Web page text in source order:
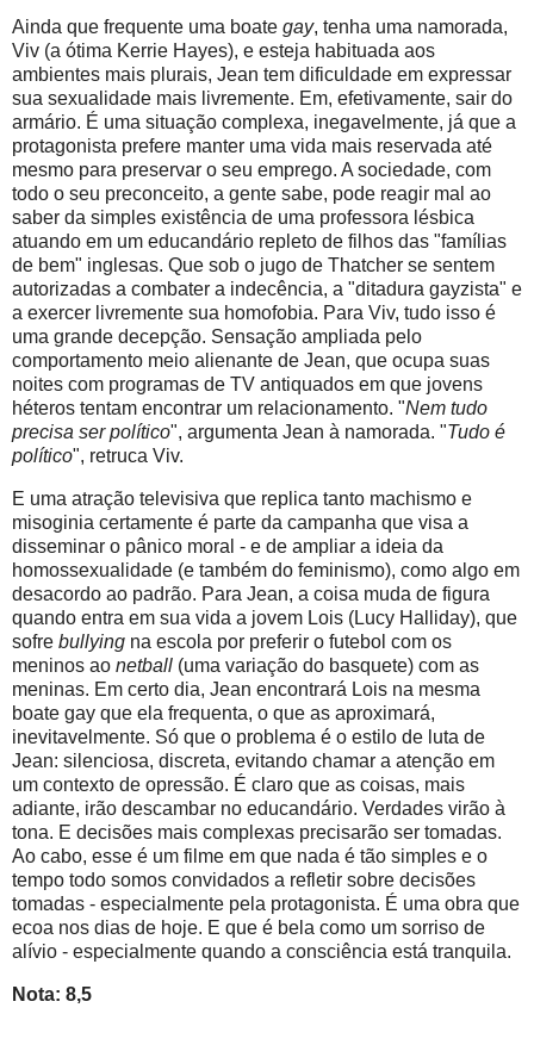
Ainda que frequente uma boate gay, tenha uma namorada,
Viv (a ótima Kerrie Hayes), e esteja habituada aos
ambientes mais plurais, Jean tem dificuldade em expressar
sua sexualidade mais livremente. Em, efetivamente, sair do
armário. É uma situação complexa, inegavelmente, já que a
protagonista prefere manter uma vida mais reservada até
mesmo para preservar o seu emprego. A sociedade, com
todo o seu preconceito, a gente sabe, pode reagir mal ao
saber da simples existência de uma professora lésbica
atuando em um educandário repleto de filhos das "famílias
de bem" inglesas. Que sob o jugo de Thatcher se sentem
autorizadas a combater a indecência, a "ditadura gayzista" e
a exercer livremente sua homofobia. Para Viv, tudo isso é
uma grande decepção. Sensação ampliada pelo
comportamento meio alienante de Jean, que ocupa suas
noites com programas de TV antiquados em que jovens
héteros tentam encontrar um relacionamento. "Nem tudo
precisa ser político", argumenta Jean à namorada. "Tudo é
político", retruca Viv.
E uma atração televisiva que replica tanto machismo e
misoginia certamente é parte da campanha que visa a
disseminar o pânico moral - e de ampliar a ideia da
homossexualidade (e também do feminismo), como algo em
desacordo ao padrão. Para Jean, a coisa muda de figura
quando entra em sua vida a jovem Lois (Lucy Halliday), que
sofre bullying na escola por preferir o futebol com os
meninos ao netball (uma variação do basquete) com as
meninas. Em certo dia, Jean encontrará Lois na mesma
boate gay que ela frequenta, o que as aproximará,
inevitavelmente. Só que o problema é o estilo de luta de
Jean: silenciosa, discreta, evitando chamar a atenção em
um contexto de opressão. É claro que as coisas, mais
adiante, irão descambar no educandário. Verdades virão à
tona. E decisões mais complexas precisarão ser tomadas.
Ao cabo, esse é um filme em que nada é tão simples e o
tempo todo somos convidados a refletir sobre decisões
tomadas - especialmente pela protagonista. É uma obra que
ecoa nos dias de hoje. E que é bela como um sorriso de
alívio - especialmente quando a consciência está tranquila.
Nota: 8,5